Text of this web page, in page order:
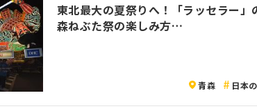
東北最大の夏祭りへ！「ラッセラー」
森ねぶた祭の楽しみ方…
青森
日本